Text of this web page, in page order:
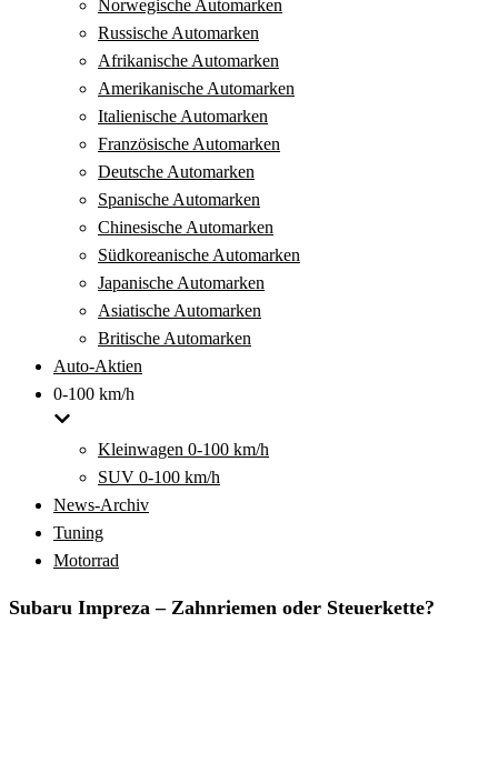
Norwegische Automarken
Russische Automarken
Afrikanische Automarken
Amerikanische Automarken
Italienische Automarken
Französische Automarken
Deutsche Automarken
Spanische Automarken
Chinesische Automarken
Südkoreanische Automarken
Japanische Automarken
Asiatische Automarken
Britische Automarken
Auto-Aktien
0-100 km/h
Kleinwagen 0-100 km/h
SUV 0-100 km/h
News-Archiv
Tuning
Motorrad
Subaru Impreza – Zahnriemen oder Steuerkette?